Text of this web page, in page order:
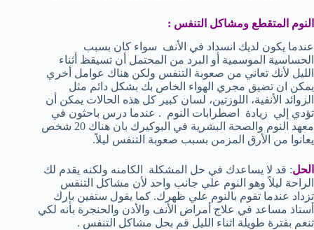
النوم المتقطع ومشاكل التنفس :
عندما يكون لديك انسداد في الأنف سواء كان بسبب
الحساسية الموسمية أو البرد من المحتمل أن تسيقظ أثناء
الليل لأنك تعاني من صعوبة التنفس ولكن هناك عوامل أخري
يمكن ان تضيق مجري الهواء الخاص بك بشكل دائم مثل
الزوائد الأنفية، اللوزتين، لسان كبير كل هذه الحالات يمكن أن
تؤدي إلي زيادة اضطرابات النوم . عندما درس باحثون في
معهد النوم والصحة البشرية في البوكيرك بان هناك 20 شخص
يعانوا من الأرق المزمن بسبب صعوبة التنفس ليلاً.
الحل: قد لا يساعدك في حل المشكلة الكامنه ولكنه يقدم لك
الراحة ليلاً وهو النوم علي جانب واحد لأن مشاكل التنفس
تزداد عندما تقوم بالنوم علي ظهرك. كما يقول ستفين بارك
أستاذ مساعد في علاج أمراض الأنف والأذن والحنجرة بأنه لكي
تنعم بفترة طويلة اثناء الليل قم بحل مشاكل التنفس .